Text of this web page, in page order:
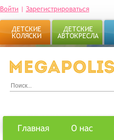
Войти | Зарегистрироваться
ДЕТСКИЕ
КОЛЯСКИ
ДЕТСКИЕ
АВТОКРЕСЛА
Главная О нас